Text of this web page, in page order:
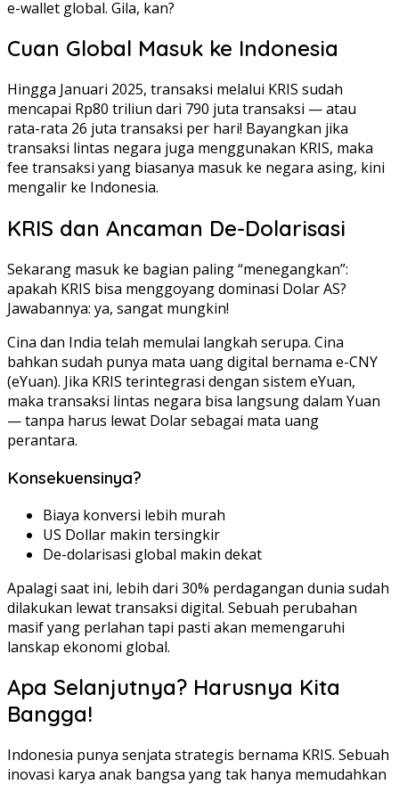
e-wallet global. Gila, kan?
Cuan Global Masuk ke Indonesia
Hingga Januari 2025, transaksi melalui KRIS sudah
mencapai Rp80 triliun dari 790 juta transaksi — atau
rata-rata 26 juta transaksi per hari! Bayangkan jika
transaksi lintas negara juga menggunakan KRIS, maka
fee transaksi yang biasanya masuk ke negara asing, kini
mengalir ke Indonesia.
KRIS dan Ancaman De-Dolarisasi
Sekarang masuk ke bagian paling “menegangkan”:
apakah KRIS bisa menggoyang dominasi Dolar AS?
Jawabannya: ya, sangat mungkin!
Cina dan India telah memulai langkah serupa. Cina
bahkan sudah punya mata uang digital bernama e-CNY
(eYuan). Jika KRIS terintegrasi dengan sistem eYuan,
maka transaksi lintas negara bisa langsung dalam Yuan
— tanpa harus lewat Dolar sebagai mata uang
perantara.
Konsekuensinya?
Biaya konversi lebih murah
US Dollar makin tersingkir
De-dolarisasi global makin dekat
Apalagi saat ini, lebih dari 30% perdagangan dunia sudah
dilakukan lewat transaksi digital. Sebuah perubahan
masif yang perlahan tapi pasti akan memengaruhi
lanskap ekonomi global.
Apa Selanjutnya? Harusnya Kita
Bangga!
Indonesia punya senjata strategis bernama KRIS. Sebuah
inovasi karya anak bangsa yang tak hanya memudahkan